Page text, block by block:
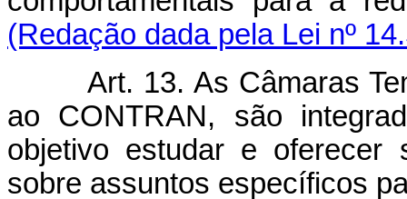
(Redação dada pela Lei nº
Art. 13. As Câmaras
ao CONTRAN, são
objetivo estudar e oferecer
sobre assuntos específicos